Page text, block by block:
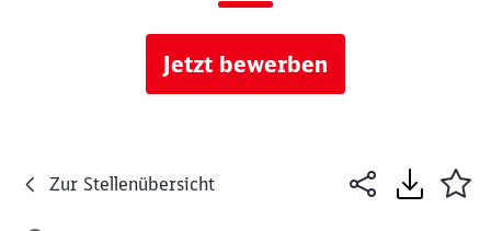
Jetzt bewerben
Zur Stellenübersicht